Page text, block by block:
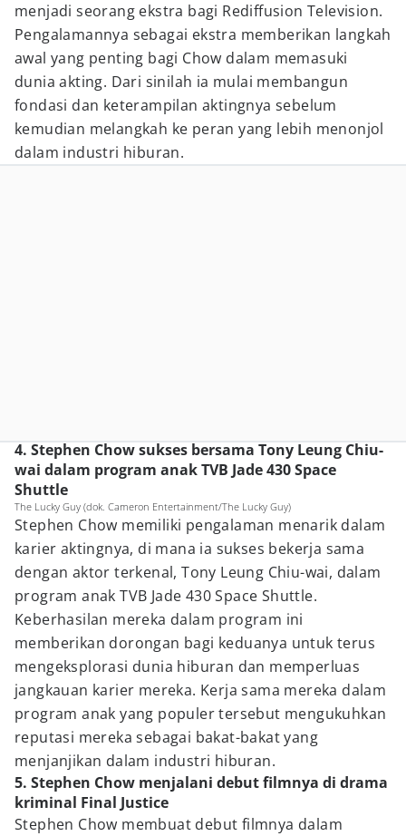
menjadi seorang ekstra bagi Rediffusion Television.
Pengalamannya sebagai ekstra memberikan langkah
awal yang penting bagi Chow dalam memasuki
dunia akting. Dari sinilah ia mulai membangun
fondasi dan keterampilan aktingnya sebelum
kemudian melangkah ke peran yang lebih menonjol
dalam industri hiburan.
4. Stephen Chow sukses bersama Tony Leung Chiu-
wai dalam program anak TVB Jade 430 Space
Shuttle
The Lucky Guy (dok. Cameron Entertainment/The Lucky Guy)
Stephen Chow memiliki pengalaman menarik dalam
karier aktingnya, di mana ia sukses bekerja sama
dengan aktor terkenal, Tony Leung Chiu-wai, dalam
program anak TVB Jade 430 Space Shuttle.
Keberhasilan mereka dalam program ini
memberikan dorongan bagi keduanya untuk terus
mengeksplorasi dunia hiburan dan memperluas
jangkauan karier mereka. Kerja sama mereka dalam
program anak yang populer tersebut mengukuhkan
reputasi mereka sebagai bakat-bakat yang
menjanjikan dalam industri hiburan.
5. Stephen Chow menjalani debut filmnya di drama
kriminal Final Justice
Stephen Chow membuat debut filmnya dalam